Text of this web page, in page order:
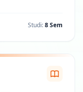
Studi:8 Sem